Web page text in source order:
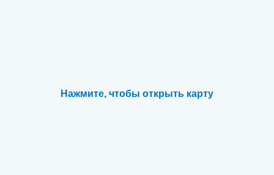
Нажмите, чтобы открыть карту